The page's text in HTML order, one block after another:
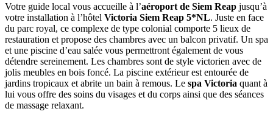
Votre guide local vous accueille à l’aéroport de Siem Reap jusqu’à
votre installation à l’hôtel Victoria Siem Reap 5*NL. Juste en face
du parc royal, ce complexe de type colonial comporte 5 lieux de
restauration et propose des chambres avec un balcon privatif. Un spa
et une piscine d’eau salée vous permettront également de vous
détendre sereinement. Les chambres sont de style victorien avec de
jolis meubles en bois foncé. La piscine extérieur est entourée de
jardins tropicaux et abrite un bain à remous. Le spa Victoria quant à
lui vous offre des soins du visages et du corps ainsi que des séances
de massage relaxant.